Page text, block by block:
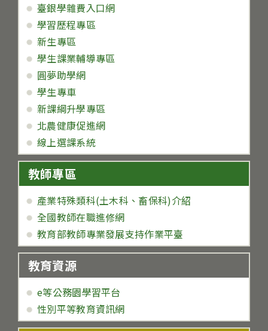
臺銀學雜費入口網
學習歷程專區
新生專區
學生課業輔導專區
圓夢助學網
學生專車
新課綱升學專區
北農健康促進網
線上選課系統
教師專區
產業特殊類科(土木科、畜保科)介紹
全國教師在職進修網
教育部教師專業發展支持作業平臺
教育資源
e等公務園學習平台
性別平等教育資訊網